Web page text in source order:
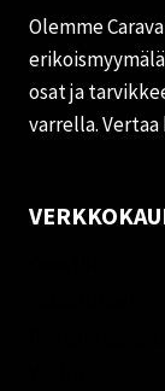
Olemme
osat ja
varrella.